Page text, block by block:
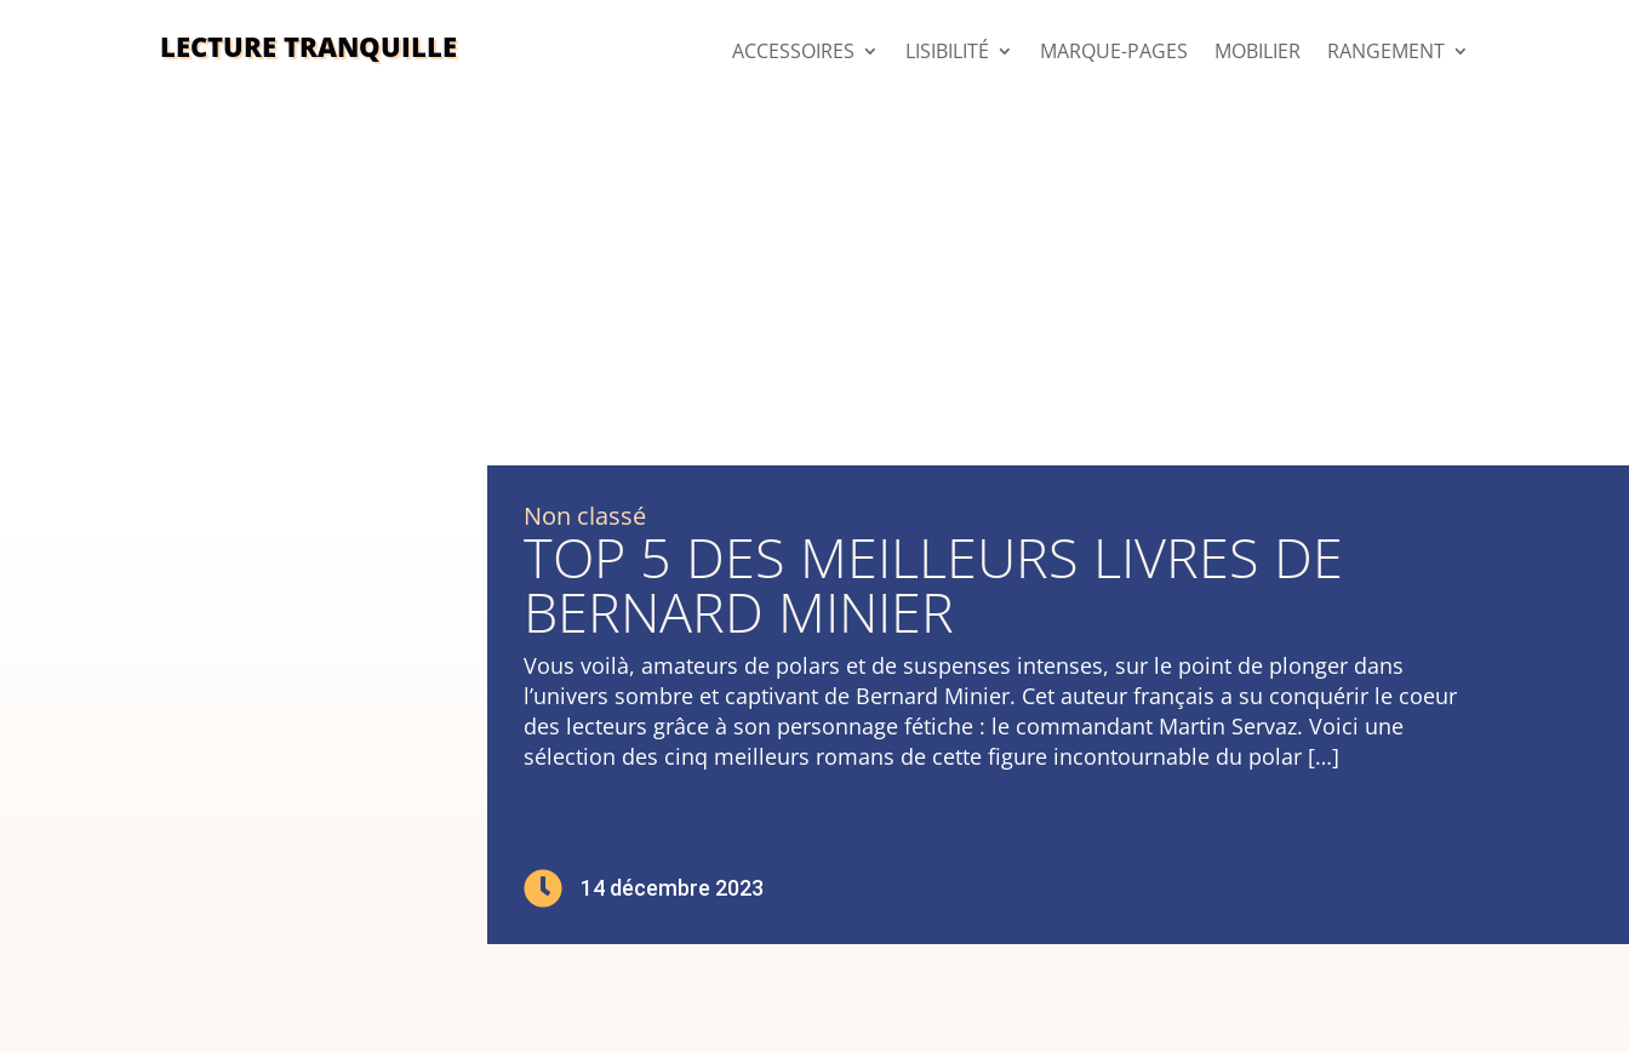
LECTURE TRANQUILLE ACCESSOIRES LISIBILITÉ MARQUE-PAGES MOBILIER RANGEMENT
Non classé
TOP 5 DES MEILLEURS LIVRES DE
BERNARD MINIER
Vous voilà, amateurs de polars et de suspenses intenses, sur le point de plonger dans
l’univers sombre et captivant de Bernard Minier. Cet auteur français a su conquérir le coeur
des lecteurs grâce à son personnage fétiche : le commandant Martin Servaz. Voici une
sélection des cinq meilleurs romans de cette figure incontournable du polar […]
 14 décembre 2023